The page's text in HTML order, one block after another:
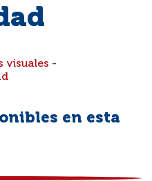
visuales -
en esta